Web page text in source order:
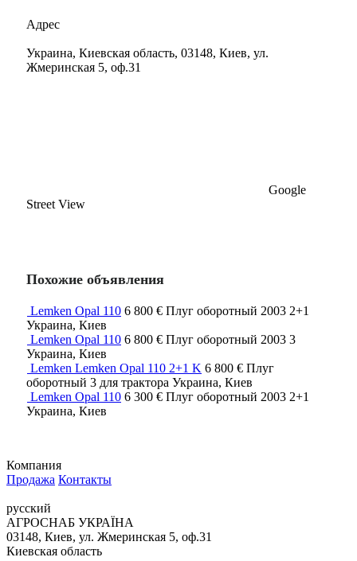
Адрес
Украина, Киевская область, 03148, Киев, ул.
Жмеринская 5, оф.31
Google
Street View
Похожие объявления
Lemken Opal 110 6 800 € Плуг оборотный 2003 2+1
Украина, Киев
Lemken Opal 110 6 800 € Плуг оборотный 2003 3
Украина, Киев
Lemken Lemken Opal 110 2+1 K 6 800 € Плуг
оборотный 3 для трактора Украина, Киев
Lemken Opal 110 6 300 € Плуг оборотный 2003 2+1
Украина, Киев
Компания
Продажа Контакты
русский
АГРОСНАБ УКРАЇНА
03148, Киев, ул. Жмеринская 5, оф.31
Киевская область